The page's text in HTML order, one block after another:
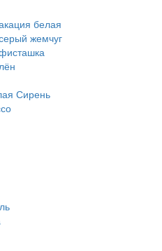
белая
жемчуг
Сирень